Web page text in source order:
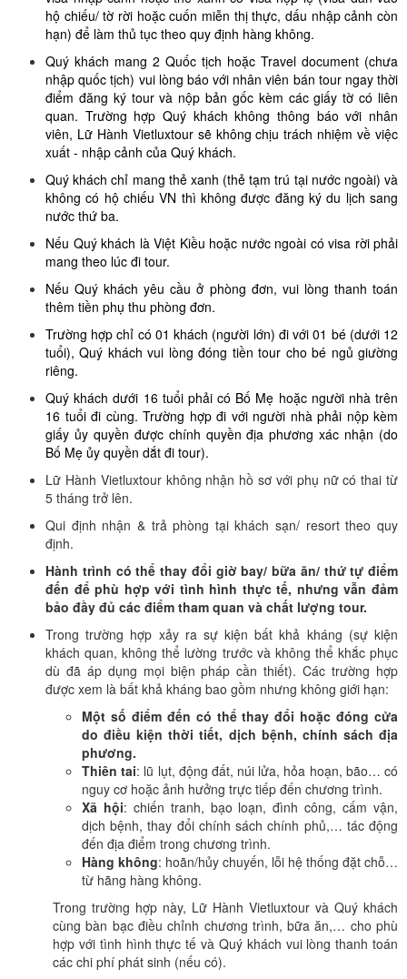
hộ chiếu/ tờ rời hoặc cuốn miễn thị thực, dấu nhập cảnh còn
hạn) để làm thủ tục theo quy định hàng không.
Quý khách mang 2 Quốc tịch hoặc Travel document (chưa
nhập quốc tịch) vui lòng báo với nhân viên bán tour ngay thời
điểm đăng ký tour và nộp bản gốc kèm các giấy tờ có liên
quan. Trường hợp Quý khách không thông báo với nhân
viên, Lữ Hành Vietluxtour sẽ không chịu trách nhiệm về việc
xuất - nhập cảnh của Quý khách.
Quý khách chỉ mang thẻ xanh (thẻ tạm trú tại nước ngoài) và
không có hộ chiếu VN thì không được đăng ký du lịch sang
nước thứ ba.
Nếu Quý khách là Việt Kiều hoặc nước ngoài có visa rời phải
mang theo lúc đi tour.
Nếu Quý khách yêu cầu ở phòng đơn, vui lòng thanh toán
thêm tiền phụ thu phòng đơn.
Trường hợp chỉ có 01 khách (người lớn) đi với 01 bé (dưới 12
tuổi), Quý khách vui lòng đóng tiền tour cho bé ngủ giường
riêng.
Quý khách dưới 16 tuổi phải có Bố Mẹ hoặc người nhà trên
16 tuổi đi cùng. Trường hợp đi với người nhà phải nộp kèm
giấy ủy quyền được chính quyền địa phương xác nhận (do
Bố Mẹ ủy quyền dắt đi tour).
Lữ Hành Vietluxtour không nhận hồ sơ với phụ nữ có thai từ
5 tháng trở lên.
Qui định nhận & trả phòng tại khách sạn/ resort theo quy
định.
Hành trình có thể thay đổi giờ bay/ bữa ăn/ thứ tự điểm
đến để phù hợp với tình hình thực tế, nhưng vẫn đảm
bảo đầy đủ các điểm tham quan và chất lượng tour.
Trong trường hợp xảy ra sự kiện bất khả kháng (sự kiện
khách quan, không thể lường trước và không thể khắc phục
dù đã áp dụng mọi biện pháp cần thiết). Các trường hợp
được xem là bất khả kháng bao gồm nhưng không giới hạn:
Một số điểm đến có thể thay đổi hoặc đóng cửa
do điều kiện thời tiết, dịch bệnh, chính sách địa
phương.
Thiên tai: lũ lụt, động đất, núi lửa, hỏa hoạn, bão… có
nguy cơ hoặc ảnh hưởng trực tiếp đến chương trình.
Xã hội: chiến tranh, bạo loạn, đình công, cấm vận,
dịch bệnh, thay đổi chính sách chính phủ,… tác động
đến địa điểm trong chương trình.
Hàng không: hoãn/hủy chuyến, lỗi hệ thống đặt chỗ…
từ hãng hàng không.
Trong trường hợp này, Lữ Hành Vietluxtour và Quý khách
cùng bàn bạc điều chỉnh chương trình, bữa ăn,… cho phù
hợp với tình hình thực tế và Quý khách vui lòng thanh toán
các chi phí phát sinh (nếu có).